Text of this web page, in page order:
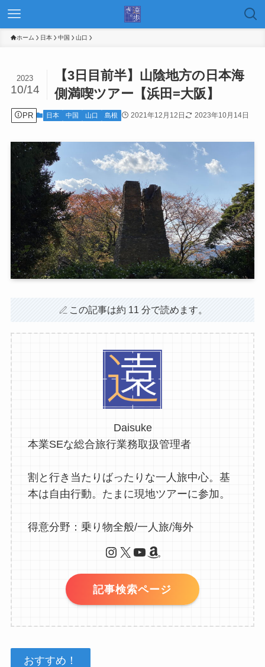
ホーム 日本 中国 山口
【3日目前半】山陰地方の日本海
側満喫ツアー【浜田=大阪】
2023
10/14
PR 日本 中国 山口 島根 2021年12月12日 2023年10月14日
この記事は約 11 分で読めます。
Daisuke
本業SEな総合旅行業務取扱管理者
割と行き当たりばったりな一人旅中心。基
本は自由行動。たまに現地ツアーに参加。
得意分野：乗り物全般/一人旅/海外
Instagram X YouTube Amazon
記事検索ページ
おすすめ！